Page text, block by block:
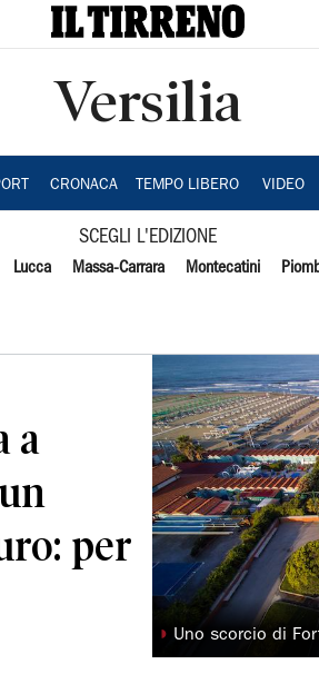
Versilia
CRONACA TEMPO LIBERO VIDEO
SCEGLI L'EDIZIONE
Lucca Massa-Carrara Montecatini
a
per
◗ Uno scorcio di